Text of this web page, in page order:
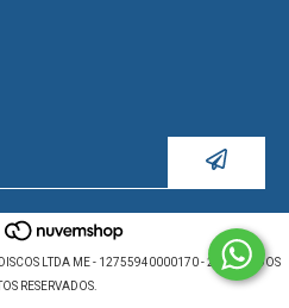
LTDA ME - 12755940000170 - 2026. TODOS
RESERVADOS.